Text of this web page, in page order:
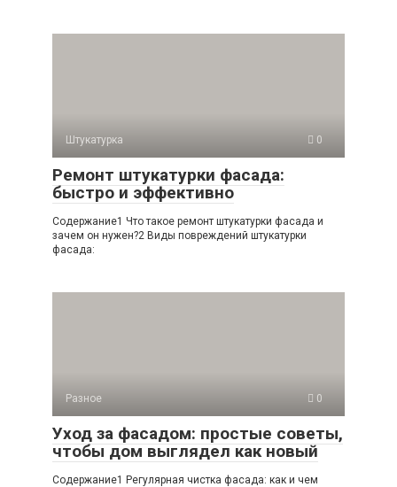
Штукатурка 0
Ремонт штукатурки фасада:
быстро и эффективно
Содержание1 Что такое ремонт штукатурки фасада и
зачем он нужен?2 Виды повреждений штукатурки
фасада:
Разное 0
Уход за фасадом: простые советы,
чтобы дом выглядел как новый
Содержание1 Регулярная чистка фасада: как и чем